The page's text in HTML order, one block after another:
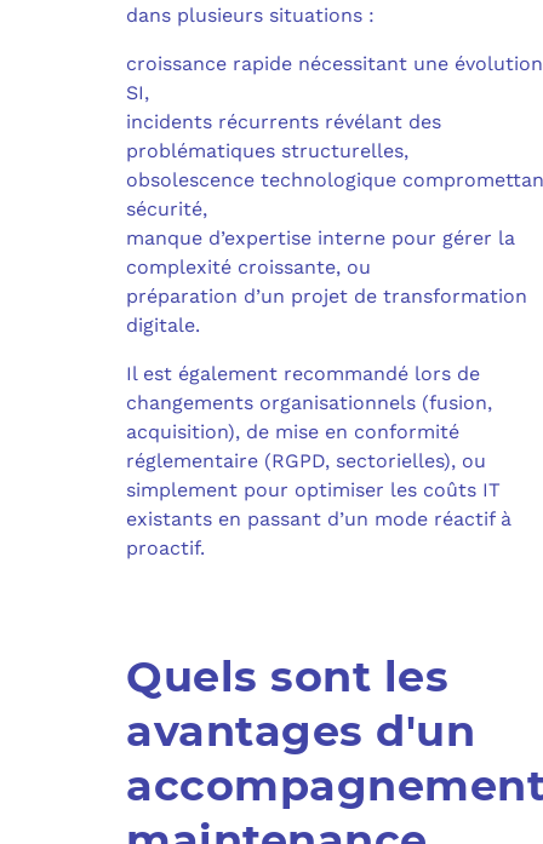
dans plusieurs situations :
croissance rapide nécessitant une
SI,
incidents récurrents révélant des
problématiques structurelles,
obsolescence technologique
sécurité,
manque d’expertise interne pour gérer la
complexité croissante, ou
préparation d’un projet de transformation
digitale.
Il est également recommandé lors de
changements organisationnels (fusion,
acquisition), de mise en conformité
réglementaire (RGPD, sectorielles), ou
simplement pour optimiser les coûts IT
existants en passant d’un mode réactif à
proactif.
Quels sont les
avantages d'un